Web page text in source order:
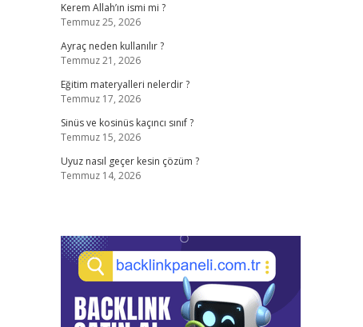
Kerem Allah’ın ismi mi ?
Temmuz 25, 2026
Ayraç neden kullanılır ?
Temmuz 21, 2026
Eğitim materyalleri nelerdir ?
Temmuz 17, 2026
Sinüs ve kosinüs kaçıncı sınıf ?
Temmuz 15, 2026
Uyuz nasıl geçer kesin çözüm ?
Temmuz 14, 2026